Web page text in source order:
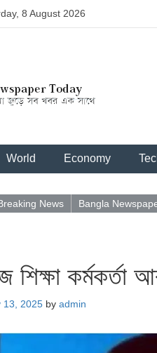
8 August 2026
World Economy
News Bangla
শিক্ষা
13, 2025 by admin